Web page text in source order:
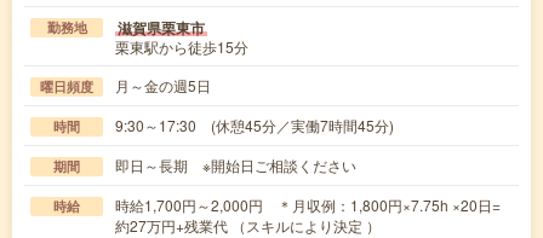
勤務地 滋賀県栗東市
栗東駅から徒歩15分
曜日頻度 月～金の週5日
時間 9:30～17:30 (休憩45分／実働7時間45分)
期間 即日～長期 ※開始日ご相談ください
時給
時給1,700円～2,000円 ＊月収例：1,800円×7.75h ×20日=
約27万円+残業代 （スキルにより決定 ）